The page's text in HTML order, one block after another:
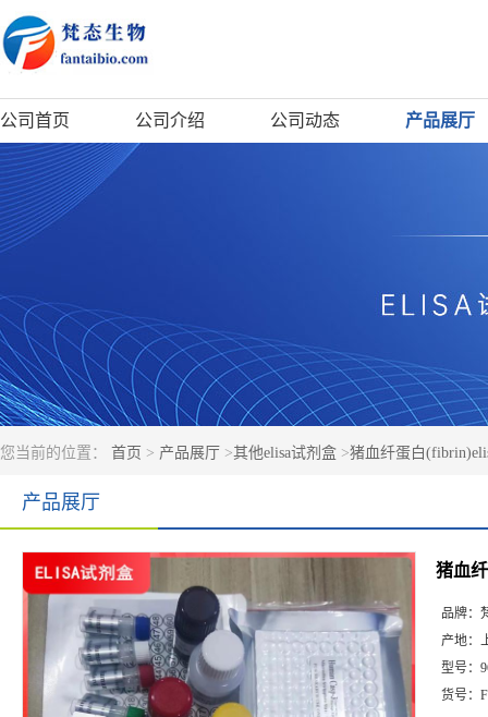
公司首页 公司介绍 公司动态 产品展厅
您当前的位置： 首页 > 产品展厅 >其他elisa试剂盒 >猪血纤蛋白
产品展厅
猪血
品牌：
产地：
型号：
货号：